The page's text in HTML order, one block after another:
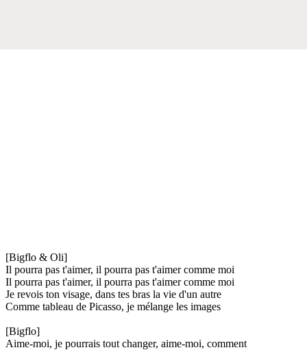
[Bigflo & Oli]
Il pourra pas t'aimer, il pourra pas t'aimer comme moi
Il pourra pas t'aimer, il pourra pas t'aimer comme moi
Je revois ton visage, dans tes bras la vie d'un autre
Comme tableau de Picasso, je mélange les images
[Bigflo]
Aime-moi, je pourrais tout changer, aime-moi, comment